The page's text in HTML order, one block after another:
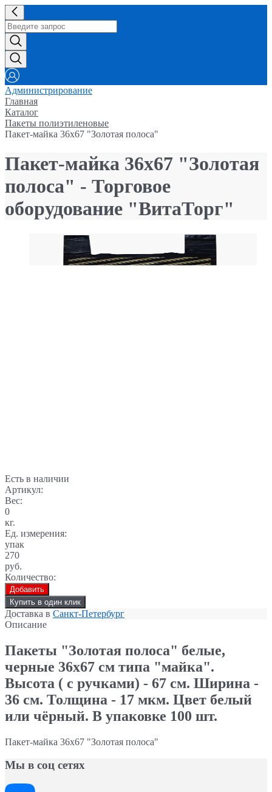
Администрирование
Главная
Каталог
Пакеты полиэтиленовые
Пакет-майка 36х67 "Золотая полоса"
Пакет-майка 36х67 "Золотая
полоса" - Торговое
оборудование "ВитаТорг"
Есть в наличии
Артикул:
Вес:
0
кг.
Ед. измерения:
упак
270
руб.
Количество:
Добавить
Купить в один клик
Доставка в Санкт-Петербург
Описание
Пакеты "Золотая полоса" белые,
черные 36х67 см типа "майка".
Высота ( с ручками) - 67 см. Ширина -
36 см. Толщина - 17 мкм. Цвет белый
или чёрный. В упаковке 100 шт.
Пакет-майка 36х67 "Золотая полоса"
Мы в соц сетях